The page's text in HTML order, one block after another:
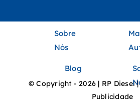
Sobre
Nós
Blog
© Copyright - 2026 | RP Diesel
Publicidade